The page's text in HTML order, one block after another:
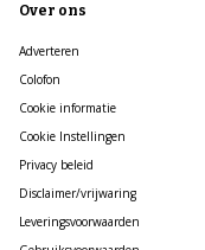
Over ons
Adverteren
Colofon
Cookie informatie
Cookie Instellingen
Privacy beleid
Disclaimer/vrijwaring
Leveringsvoorwaarden